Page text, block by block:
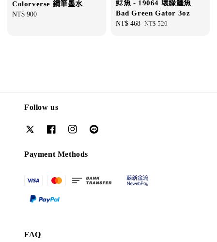
Colorverse 鋼筆墨水
Regular
NT$ 900
鯰魚 - 19064 壞綠鱷魚
Bad Green Gator 3oz
Sale
NT$ 468 Regular
NT$ 520
Follow us
Payment Methods
FAQ